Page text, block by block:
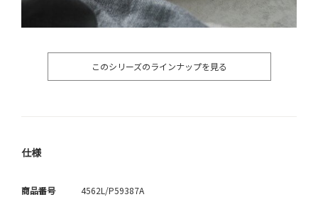
このシリーズのラインナップを見る
仕様
商品番号 4562L/P59387A